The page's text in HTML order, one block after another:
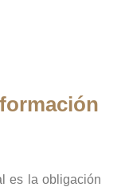
es la obligación